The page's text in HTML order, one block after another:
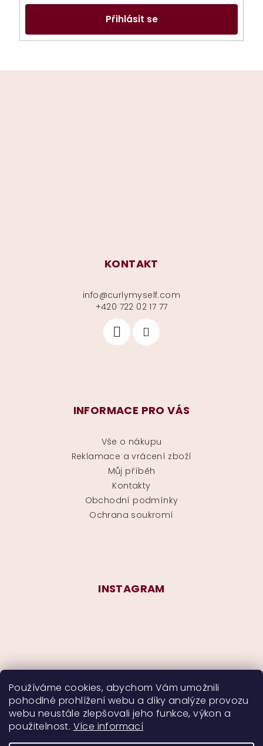
Používáme cookies, abychom Vám umožnili
pohodlné prohlížení webu a díky analýze provozu
webu neustále zlepšovali jeho funkce, výkon a
použitelnost. Více informací
Přihlásit se
KONTAKT
info@curlymyself.com
+420 722 02 17 77
INFORMACE PRO VÁS
Vše o nákupu
Reklamace a vrácení zboží
Můj příběh
Kontakty
Obchodní podmínky
Ochrana soukromí
INSTAGRAM
Sledovat na Instagramu